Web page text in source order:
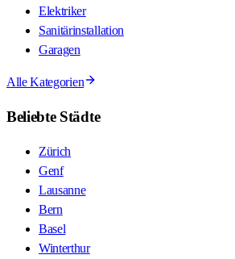
Elektriker
Sanitärinstallation
Garagen
Alle Kategorien
Beliebte Städte
Zürich
Genf
Lausanne
Bern
Basel
Winterthur